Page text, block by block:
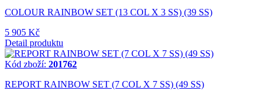
COLOUR RAINBOW SET (13 COL X 3 SS) (39 SS)
5 905 Kč
Detail produktu
Kód zboží: 201762
REPORT RAINBOW SET (7 COL X 7 SS) (49 SS)